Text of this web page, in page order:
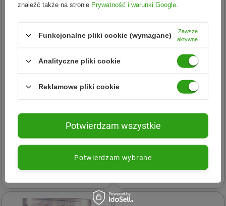
ReVito
11,77 zł
13,39 zł (-12%) - najniższa cena
BEZGLUTENOWY 350 g -
SANTINI
22,19 zł
znaleźć także na stronie Prywatność i warunki Google
Funkcjonalne pliki cookie (wymagane)
Zawsze
aktywne
Analityczne pliki cookie
Reklamowe pliki cookie
Potwierdzam wybrane
Potwierdzam wszystkie